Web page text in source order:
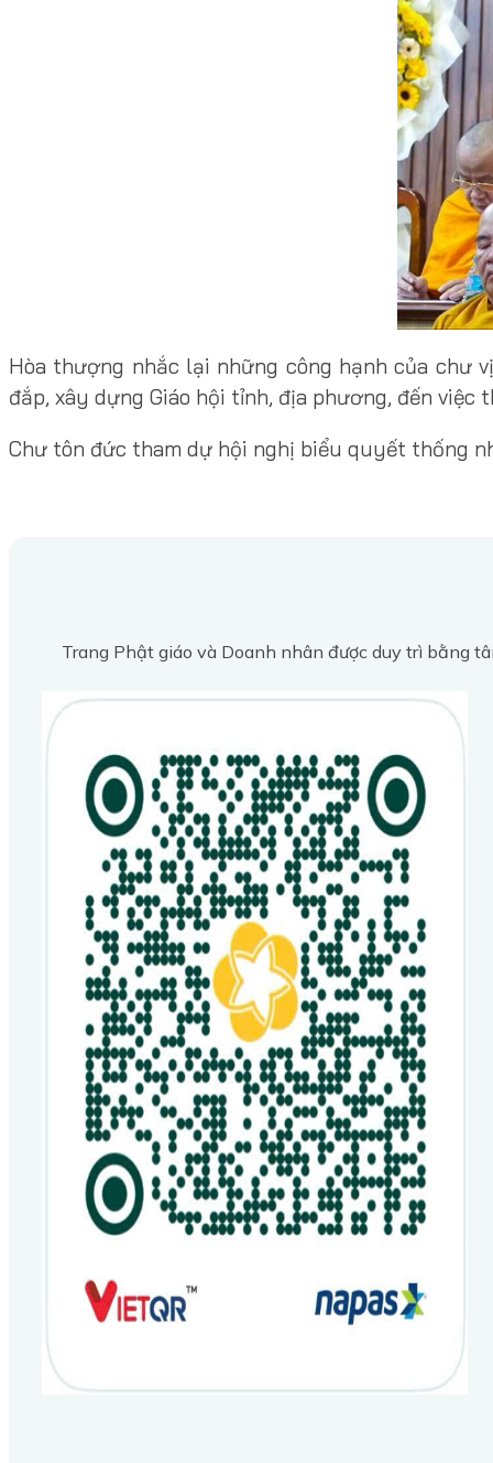
Hòa thượng nhắc lại những công hạnh của chư
đắp, xây dựng Giáo hội tỉnh, địa phương, đến
Chư tôn đức tham dự hội nghị biểu quyết thống
Trang Phật giáo và Doanh nhân được duy trì bằng